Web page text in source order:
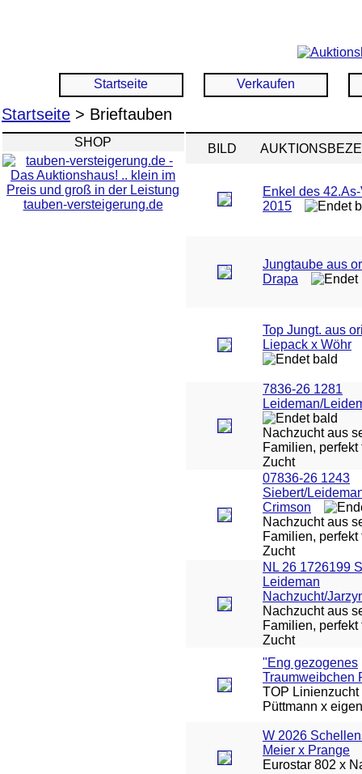
Startseite Verkaufen
Startseite > Brieftauben
SHOP
tauben-versteigerung.de
BILD
Enkel des
2015
Jungtaube aus
Drapa
Top Jungt. aus
Liepack x Wöhr
7836-26 1281
Leideman/
Nachzucht aus
Familien, perfekt
Zucht
07836-26 1243
Siebert/
Crimson
Nachzucht aus
Familien, perfekt
Zucht
NL 26 1726199
Leideman
Nachzucht/
Nachzucht aus
Familien, perfekt
Zucht
"Eng gezogenes
Traumweibchen
TOP Linienzucht
Püttmann x
W 2026
Meier x Prange
Eurostar 802 x